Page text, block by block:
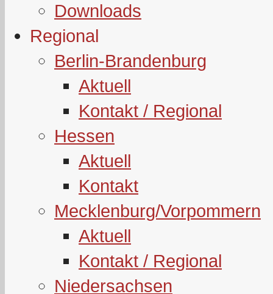
Downloads
Regional
Berlin-Brandenburg
Aktuell
Kontakt / Regional
Hessen
Aktuell
Kontakt
Mecklenburg/Vorpommern
Aktuell
Kontakt / Regional
Niedersachsen